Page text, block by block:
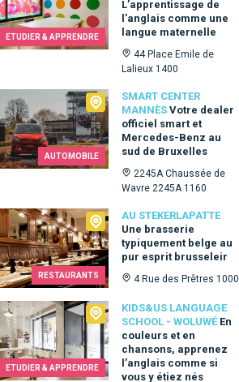
en ligne
ETUDIER & APPRENDRE
L’apprentissage de
l’anglais comme une
langue maternelle
44 Place Emile de
Lalieux 1400
AUTOMOBILE
SMART CENTER
MANNÈS Votre dealer
officiel smart et
Mercedes-Benz au
sud de Bruxelles
2245A Chaussée de
Wavre 2245A 1160
Center Mannès
RESTAURANTS
AU STEKERLAPATTE
Une brasserie
typiquement belge au
pur esprit brusseleir
4 Rue des Prêtres 1000
Stekerlapatte
ETUDIER & APPRENDRE
KIDS&US LANGUAGE
SCHOOL - WOLUWÉ En
couleurs et en
chansons, apprenez
l’anglais comme si
vous y étiez nés
language school - Woluwé